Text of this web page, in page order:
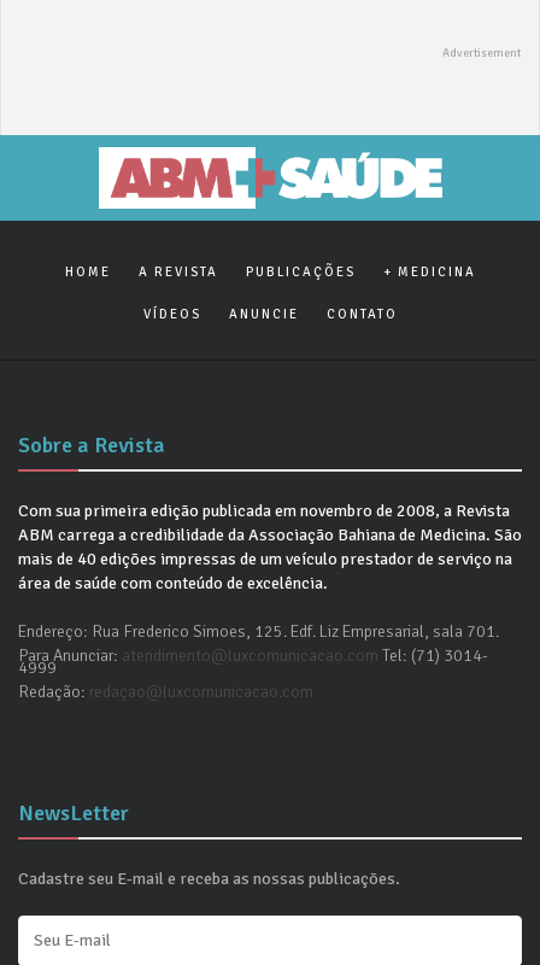
HOME A REVISTA PUBLICAÇÕES + MEDICINA
VÍDEOS ANUNCIE CONTATO
Sobre a Revista
Com sua primeira edição publicada em novembro de 2008, a Revista
ABM carrega a credibilidade da Associação Bahiana de Medicina. São
mais de 40 edições impressas de um veículo prestador de serviço na
área de saúde com conteúdo de excelência.
Endereço: Rua Frederico Simoes, 125. Edf. Liz Empresarial, sala 701.
Para Anunciar: atendimento@luxcomunicacao.com Tel: (71) 3014-
4999
Redação: redaçao@luxcomunicacao.com
NewsLetter
Cadastre seu E-mail e receba as nossas publicações.